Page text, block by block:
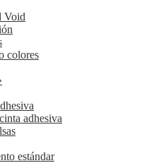
Void
colores
adhesiva
estándar